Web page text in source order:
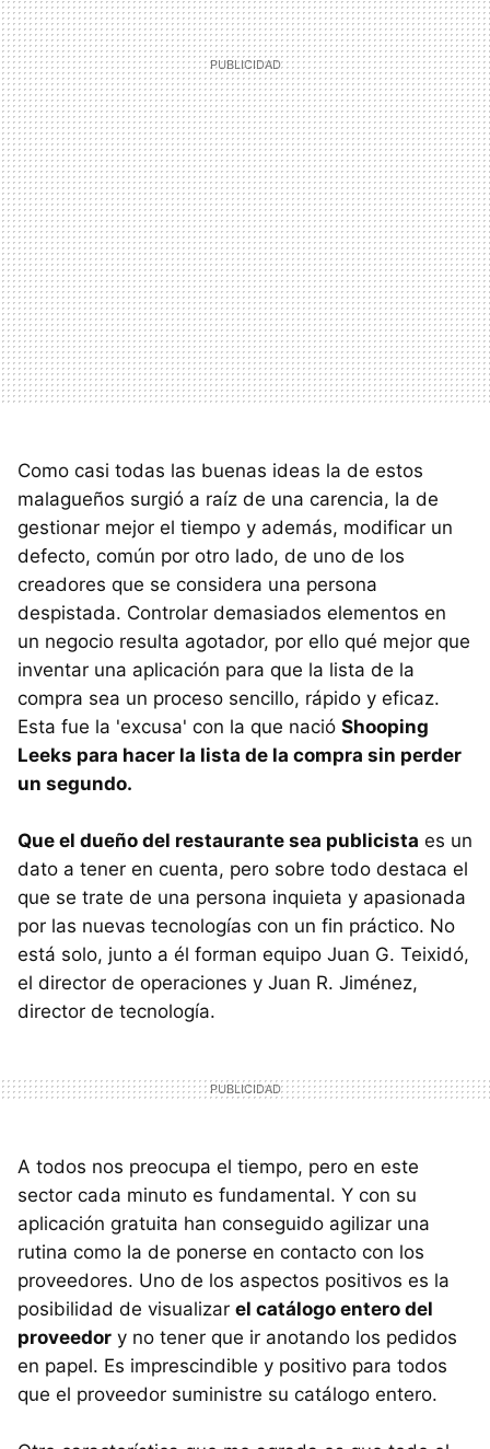
Como casi todas las buenas ideas la de estos
malagueños surgió a raíz de una carencia, la de
gestionar mejor el tiempo y además, modificar un
defecto, común por otro lado, de uno de los
creadores que se considera una persona
despistada. Controlar demasiados elementos en
un negocio resulta agotador, por ello qué mejor que
inventar una aplicación para que la lista de la
compra sea un proceso sencillo, rápido y eficaz.
Esta fue la 'excusa' con la que nació Shooping
Leeks para hacer la lista de la compra sin perder
un segundo.
Que el dueño del restaurante sea publicista es un
dato a tener en cuenta, pero sobre todo destaca el
que se trate de una persona inquieta y apasionada
por las nuevas tecnologías con un fin práctico. No
está solo, junto a él forman equipo Juan G. Teixidó,
el director de operaciones y Juan R. Jiménez,
director de tecnología.
A todos nos preocupa el tiempo, pero en este
sector cada minuto es fundamental. Y con su
aplicación gratuita han conseguido agilizar una
rutina como la de ponerse en contacto con los
proveedores. Uno de los aspectos positivos es la
posibilidad de visualizar el catálogo entero del
proveedor y no tener que ir anotando los pedidos
en papel. Es imprescindible y positivo para todos
que el proveedor suministre su catálogo entero.